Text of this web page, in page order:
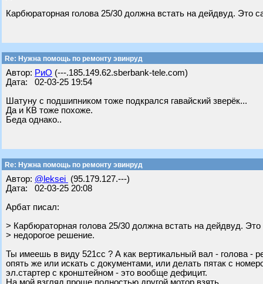
Карбюраторная голова 25/30 должна встать на дейдвуд. Это
Re: Нужна помощь по ремонту эвинруд
Автор: РиО (---.185.149.62.sberbank-tele.com)
Дата: 02-03-25 19:54
Шатуну с подшипником тоже подкрался гавайский зверёк...
Да и КВ тоже похоже.
Беда однако..
Re: Нужна помощь по ремонту эвинруд
Автор: @leksei (95.179.127.---)
Дата: 02-03-25 20:08
Арбат писал:
> Карбюраторная голова 25/30 должна встать на дейдвуд. Это
> недорогое решение.
Ты имеешь в виду 521сс ? А как вертикальный вал - голова -
опять же или искать с документами, или делать пятак с
эл.стартер с кронштейном - это вообще дефицит.